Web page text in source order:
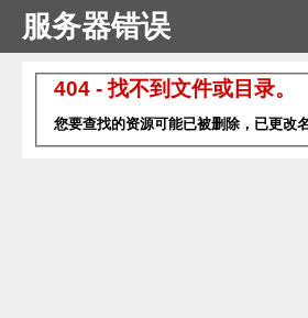
服务器错误
404 - 找不到文件或目录。
您要查找的资源可能已被删除，已更改